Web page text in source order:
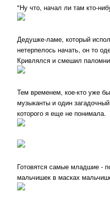
"Ну что, начал ли там кто-
Дедушке-ламе, который
нетерпелось начать, он то
Кривлялся и смешил
Тем временем, кое-кто уже
музыканты и один
которого я еще не понимала.
Готовятся самые младшие -
мальчишек в масках